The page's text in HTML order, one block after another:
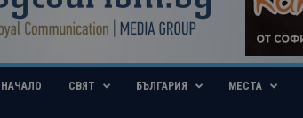
НАЧАЛО СВЯТ БЪЛГАРИЯ МЕСТА